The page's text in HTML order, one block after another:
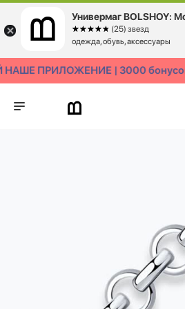
ПРИЛОЖЕНИЕ | 3000 бонусов
Универмаг BOLSHOY:
☆☆☆☆☆
★★★★★ (25) звезд
одежда, обувь, аксессуары